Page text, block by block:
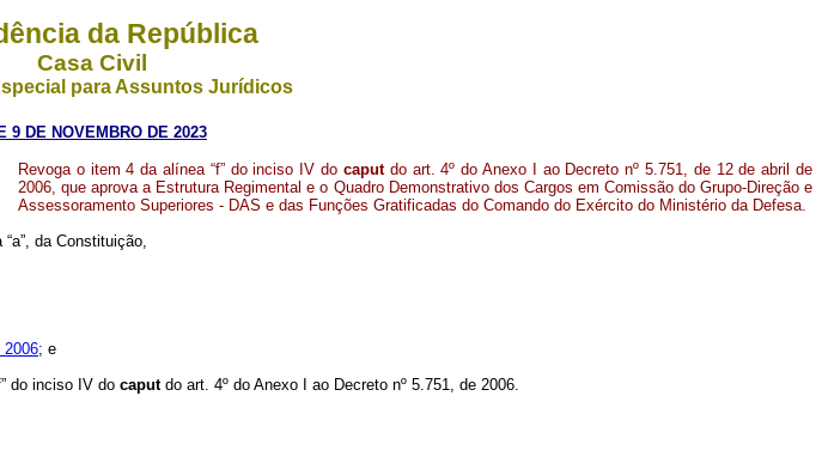
da República
Casa Civil
para Assuntos Jurídicos
9 DE NOVEMBRO DE 2023
Revoga o item 4 da alínea “f” do inciso IV do caputdo art. 4º do Anexo I ao Decreto nº 5.751, de 12 de abril de
2006, que aprova a Estrutura Regimental e o Quadro Demonstrativo dos Cargos em Comissão do Grupo-Direção e
Assessoramento Superiores - DAS e das Funções Gratificadas do Comando do Exército do Ministério da Defesa.
da Constituição,
2006; e
do inciso IV do caputdo art. 4º do Anexo I ao Decreto nº 5.751, de 2006.